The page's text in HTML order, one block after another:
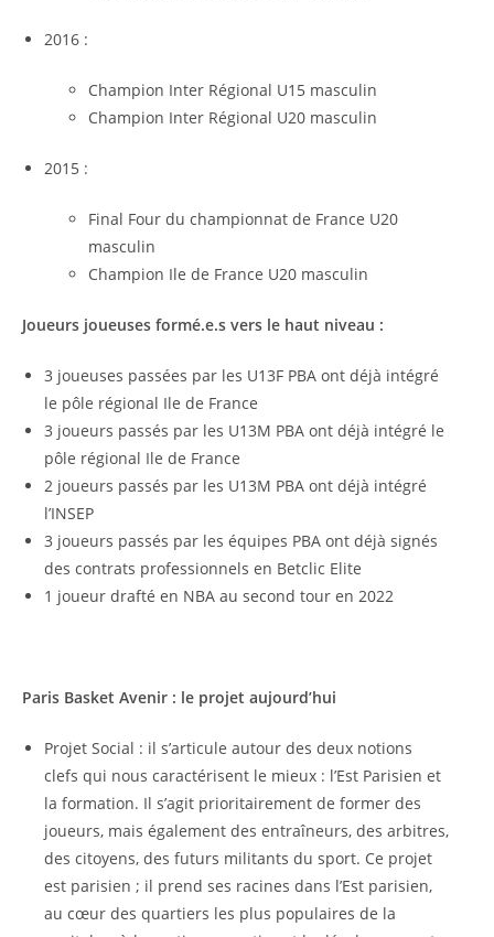
2016 :
Champion Inter Régional U15 masculin
Champion Inter Régional U20 masculin
2015 :
Final Four du championnat de France U20
masculin
Champion Ile de France U20 masculin
Joueurs joueuses formé.e.s vers le haut niveau :
3 joueuses passées par les U13F PBA ont déjà intégré
le pôle régional Ile de France
3 joueurs passés par les U13M PBA ont déjà intégré le
pôle régional Ile de France
2 joueurs passés par les U13M PBA ont déjà intégré
l’INSEP
3 joueurs passés par les équipes PBA ont déjà signés
des contrats professionnels en Betclic Elite
1 joueur drafté en NBA au second tour en 2022
Paris Basket Avenir : le projet aujourd’hui
Projet Social : il s’articule autour des deux notions
clefs qui nous caractérisent le mieux : l’Est Parisien et
la formation. Il s’agit prioritairement de former des
joueurs, mais également des entraîneurs, des arbitres,
des citoyens, des futurs militants du sport. Ce projet
est parisien ; il prend ses racines dans l’Est parisien,
au cœur des quartiers les plus populaires de la